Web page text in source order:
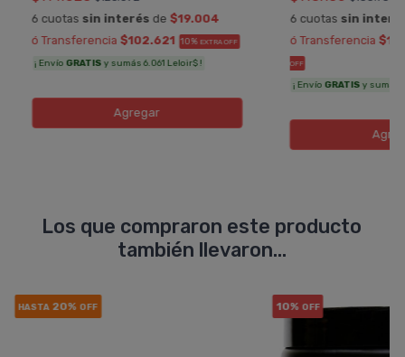
6 cuotas sin interés de $19.004
ó Transferencia $102.621 10% EXTRA OFF
¡ Envío GRATIS y sumás 6.061 Leloir$ !
Agregar
6 cuotas sin
ó Transferencia
OFF
¡ Envío GRATIS y sumás
Los que compraron este producto
también llevaron...
HASTA20% OFF 10% OFF